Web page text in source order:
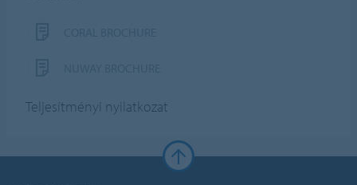
Teljesítményi nyilatkozat